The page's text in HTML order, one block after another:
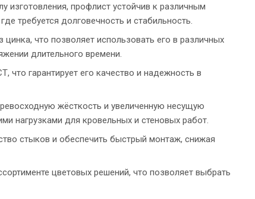
изготовления, профлист устойчив к различным
требуется долговечность и стабильность.
что позволяет использовать его в различных
длительного времени.
что гарантирует его качество и надежность в
жёсткость и увеличенную несущую
нагрузками для кровельных и стеновых работ.
стыков и обеспечить быстрый монтаж, снижая
цветовых решений, что позволяет выбрать